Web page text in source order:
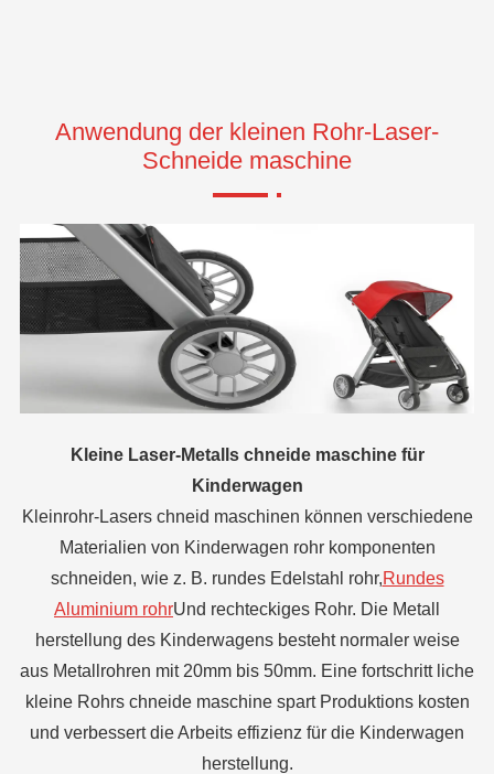
Anwendung der kleinen Rohr-Laser-
Schneide maschine
Kleine Metalls chneide maschine für die Metall möbel
industrie
Die in Metall möbeln verwendeten Rohr verbindungs
stücke sind meistEdelstahl-RundrohrOder rechteckiges
Rohr usw., das für die Verwendung der kleinen Metalls
chneide maschine sehr geeignet ist. Ob es sich um eine
Chargen verarbeitung herkömmlicher Rohre oder eine
kunden spezifische Produkt verarbeitung handelt, es gibt
kein Problem bei der Verwendung unserer kleinen Rohrs
chneide maschine.